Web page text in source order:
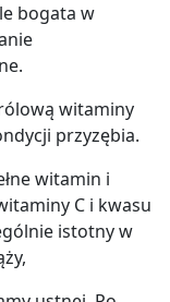
bogata w
witaminy
przyzębia.
witamin i
C i kwasu
istotny w